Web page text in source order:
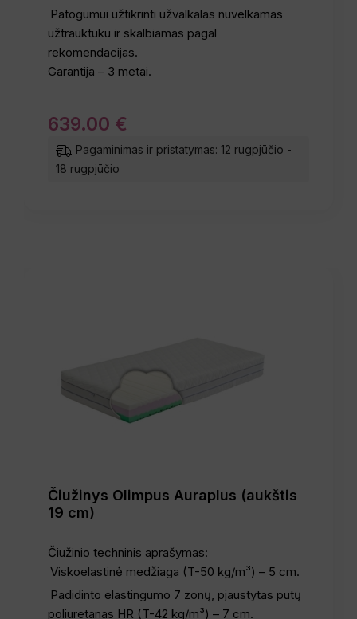
Patogumui užtikrinti užvalkalas nuvelkamas
užtrauktuku ir skalbiamas pagal
rekomendacijas.
Garantija – 3 metai.
639.00 €
Pagaminimas ir pristatymas: 12 rugpjūčio -
18 rugpjūčio
Čiužinys Olimpus Auraplus (aukštis
19 cm)
Čiužinio techninis aprašymas:
Viskoelastinė medžiaga (T-50 kg/m³) – 5 cm.
Padidinto elastingumo 7 zonų, pjaustytas putų
poliuretanas HR (T-42 kg/m³) – 7 cm.